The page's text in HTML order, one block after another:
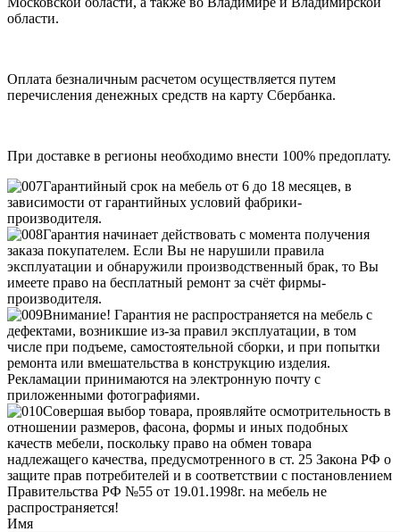
области.
Оплата безналичным расчетом осуществляется путем
перечисления денежных средств на карту Сбербанка.
При доставке в регионы необходимо внести 100% предоплату.
Гарантийный срок на мебель от 6 до 18 месяцев, в
зависимости от гарантийных условий фабрики-
производителя.
Гарантия начинает действовать с момента получения
заказа покупателем. Если Вы не нарушили правила
эксплуатации и обнаружили производственный брак, то Вы
имеете право на бесплатный ремонт за счёт фирмы-
производителя.
Внимание! Гарантия не распространяется на мебель с
дефектами, возникшие из-за правил эксплуатации, в том
числе при подъеме, самостоятельной сборки, и при попытки
ремонта или вмешательства в конструкцию изделия.
Рекламации принимаются на электронную почту с
приложенными фотографиями.
Совершая выбор товара, проявляйте осмотрительность в
отношении размеров, фасона, формы и иных подобных
качеств мебели, поскольку право на обмен товара
надлежащего качества, предусмотренного в ст. 25 Закона РФ о
защите прав потребителей и в соответствии с постановлением
Правительства РФ №55 от 19.01.1998г. на мебель не
распространяется!
Имя